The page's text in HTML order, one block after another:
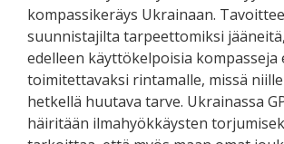
kompassikeräys Ukrainaan.
suunnistajilta tarpeettomiksi
edelleen käyttökelpoisia kompasseja
toimitettavaksi rintamalle, missä
hetkellä huutava tarve. Ukrainassa
häiritään ilmahyökkäysten